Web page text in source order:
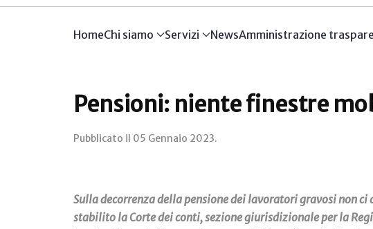
HomeChi siamo Servizi NewsAmministrazione
Pensioni: niente finestre
Pubblicato il 05 Gennaio 2023.
Sulla decorrenza della pensione dei lavoratori gravosi non
stabilito la Corte dei conti, sezione giurisdizionale per la